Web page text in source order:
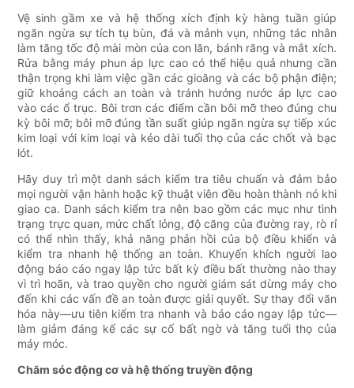
Vệ sinh gầm xe và hệ thống xích định kỳ hàng tuần giúp
ngăn ngừa sự tích tụ bùn, đá và mảnh vụn, những tác nhân
làm tăng tốc độ mài mòn của con lăn, bánh răng và mắt xích.
Rửa bằng máy phun áp lực cao có thể hiệu quả nhưng cần
thận trọng khi làm việc gần các gioăng và các bộ phận điện;
giữ khoảng cách an toàn và tránh hướng nước áp lực cao
vào các ổ trục. Bôi trơn các điểm cần bôi mỡ theo đúng chu
kỳ bôi mỡ; bôi mỡ đúng tần suất giúp ngăn ngừa sự tiếp xúc
kim loại với kim loại và kéo dài tuổi thọ của các chốt và bạc
lót.
Hãy duy trì một danh sách kiểm tra tiêu chuẩn và đảm bảo
mọi người vận hành hoặc kỹ thuật viên đều hoàn thành nó khi
giao ca. Danh sách kiểm tra nên bao gồm các mục như tình
trạng trực quan, mức chất lỏng, độ căng của đường ray, rò rỉ
có thể nhìn thấy, khả năng phản hồi của bộ điều khiển và
kiểm tra nhanh hệ thống an toàn. Khuyến khích người lao
động báo cáo ngay lập tức bất kỳ điều bất thường nào thay
vì trì hoãn, và trao quyền cho người giám sát dừng máy cho
đến khi các vấn đề an toàn được giải quyết. Sự thay đổi văn
hóa này—ưu tiên kiểm tra nhanh và báo cáo ngay lập tức—
làm giảm đáng kể các sự cố bất ngờ và tăng tuổi thọ của
máy móc.
Chăm sóc động cơ và hệ thống truyền động